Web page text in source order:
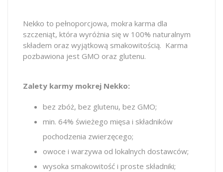
Nekko to pełnoporcjowa, mokra karma dla
szczeniąt, która wyróżnia się w 100% naturalnym
składem oraz wyjątkową smakowitością. Karma
pozbawiona jest GMO oraz glutenu.
Zalety karmy mokrej Nekko:
bez zbóż, bez glutenu, bez GMO;
min. 64% świeżego mięsa i składników
pochodzenia zwierzęcego;
owoce i warzywa od lokalnych dostawców;
wysoka smakowitość i proste składniki;